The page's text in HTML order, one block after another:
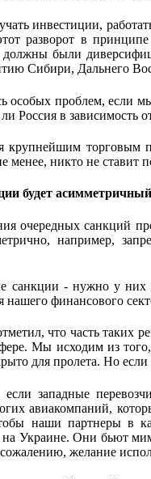
инвестиции,
разворот в
были
Сибири, Дальнего
особых проблем, если
Россия в зависимость
крупнейшим
менее, никто не ставит
будет
очередных санкций
например,
санкции - нужно у них
нашего финансового
что часть таких
Мы исходим из
для пролета. Но
западные
авиакомпаний,
наши партнеры в
на Украине. Они бьют
желание